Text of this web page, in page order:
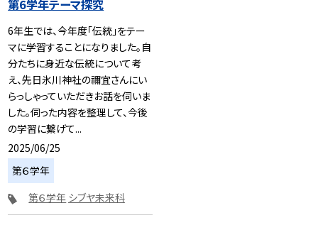
第6学年テーマ探究
6年生では、今年度「伝統」をテー
マに学習することになりました。自
分たちに身近な伝統について考
え、先日氷川神社の禰宜さんにい
らっしゃっていただきお話を伺いま
した。伺った内容を整理して、今後
の学習に繋げて...
2025/06/25
第６学年
第６学年 シブヤ未来科